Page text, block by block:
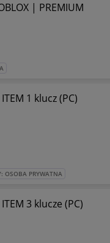
| PREMIUM
1 klucz (PC)
OSOBA PRYWATNA
3 klucze (PC)